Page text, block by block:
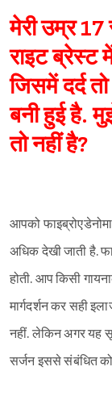
मेरी उम्र
राइट ब्रेस्ट
जिसमें दर्द
बनी हुई है.
तो नहीं है?
आपको
अधिक देखी जाती है.
होती. आप किसी
मार्गदर्शन कर सही
नहीं. लेकिन अगर यह
सर्जन इससे संबंधित